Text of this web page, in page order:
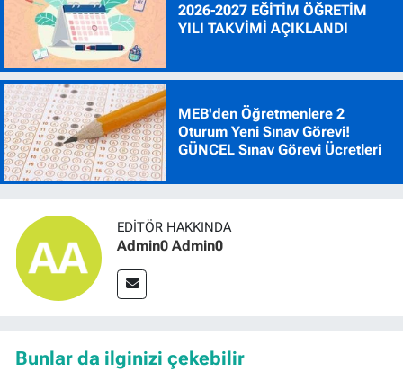
2026-2027 EĞİTİM ÖĞRETİM
YILI TAKVİMİ AÇIKLANDI
MEB'den Öğretmenlere 2
Oturum Yeni Sınav Görevi!
GÜNCEL Sınav Görevi Ücretleri
EDITÖR HAKKINDA
Admin0 Admin0
Bunlar da ilginizi çekebilir